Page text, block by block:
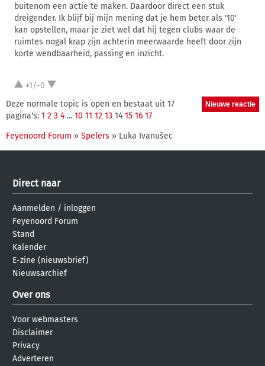
buitenom een actie te maken. Daardoor direct een stuk
dreigender. Ik blijf bij mijn mening dat je hem beter als '10'
kan opstellen, maar je ziet wel dat hij tegen clubs waar de
ruimtes nogal krap zijn achterin meerwaarde heeft door zijn
korte wendbaarheid, passing en inzicht.
+1/-0
Deze normale topic is open en bestaat uit 17
pagina's: 1 2 3 4 ... 10 11 12 13 14 15 16 17
Feyenoord Forum » Spelers » Luka Ivanušec
Direct naar
Aanmelden / inloggen
Feyenoord Forum
Stand
Kalender
E-zine (nieuwsbrief)
Nieuwsarchief
Over ons
Voor webmasters
Disclaimer
Privacy
Adverteren